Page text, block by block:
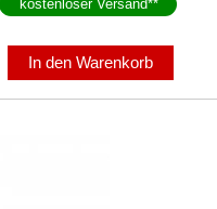
kostenloser Versand**
In den Warenkorb